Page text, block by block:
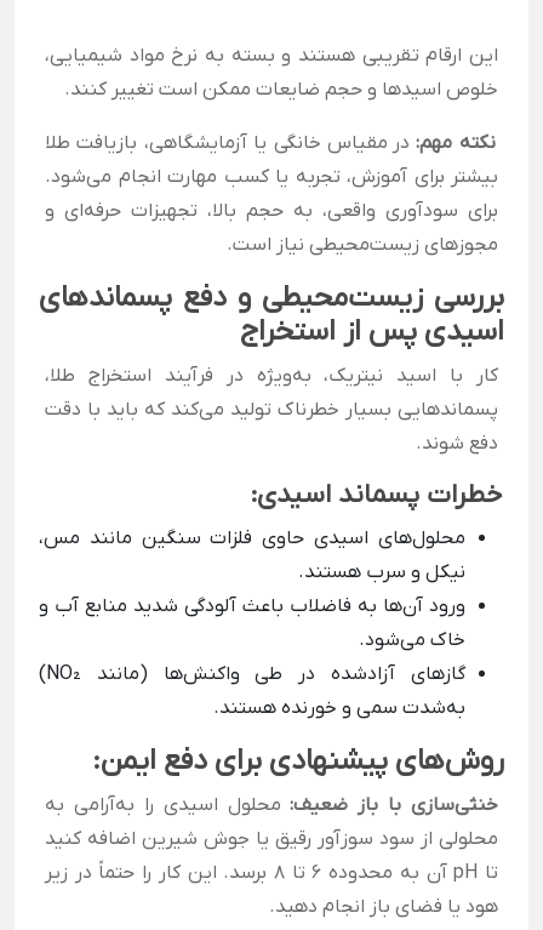
این ارقام تقریبی هستند و بسته به نرخ مواد شیمیایی،
خلوص اسیدها و حجم ضایعات ممکن است تغییر کنند.
نکته مهم: در مقیاس خانگی یا آزمایشگاهی، بازیافت طلا
بیشتر برای آموزش، تجربه یا کسب مهارت انجام می‌شود.
برای سودآوری واقعی، به حجم بالا، تجهیزات حرفه‌ای و
مجوزهای زیست‌محیطی نیاز است.
بررسی زیست‌محیطی و دفع پسماندهای
اسیدی پس از استخراج
کار با اسید نیتریک، به‌ویژه در فرآیند استخراج طلا،
پسماندهایی بسیار خطرناک تولید می‌کند که باید با دقت
دفع شوند.
خطرات پسماند اسیدی:
محلول‌های اسیدی حاوی فلزات سنگین مانند مس،
نیکل و سرب هستند.
ورود آن‌ها به فاضلاب باعث آلودگی شدید منابع آب و
خاک می‌شود.
گازهای آزادشده در طی واکنش‌ها (مانند NO₂)
به‌شدت سمی و خورنده هستند.
روش‌های پیشنهادی برای دفع ایمن:
خنثی‌سازی با باز ضعیف:محلول اسیدی را به‌آرامی به
محلولی از سود سوزآور رقیق یا جوش شیرین اضافه کنید
تا pH آن به محدوده ۶ تا ۸ برسد. این کار را حتماً در زیر
هود یا فضای باز انجام دهید.